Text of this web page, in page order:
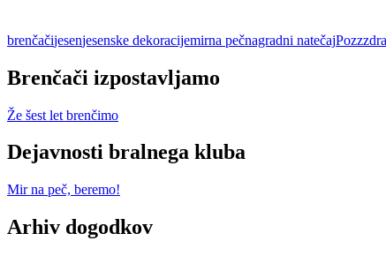
brenčačijesenjesenske dekoracijemirna pečnagradni natečaj
Brenčači izpostavljamo
Že šest let brenčimo
Dejavnosti bralnega kluba
Mir na peč, beremo!
Arhiv dogodkov